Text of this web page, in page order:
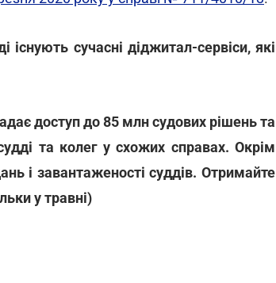
існують сучасні діджитал-сервіси, які
доступ до 85 млн судових рішень та
та колег у схожих справах. Окрім
і завантаженості суддів. Отримайте
у травні)